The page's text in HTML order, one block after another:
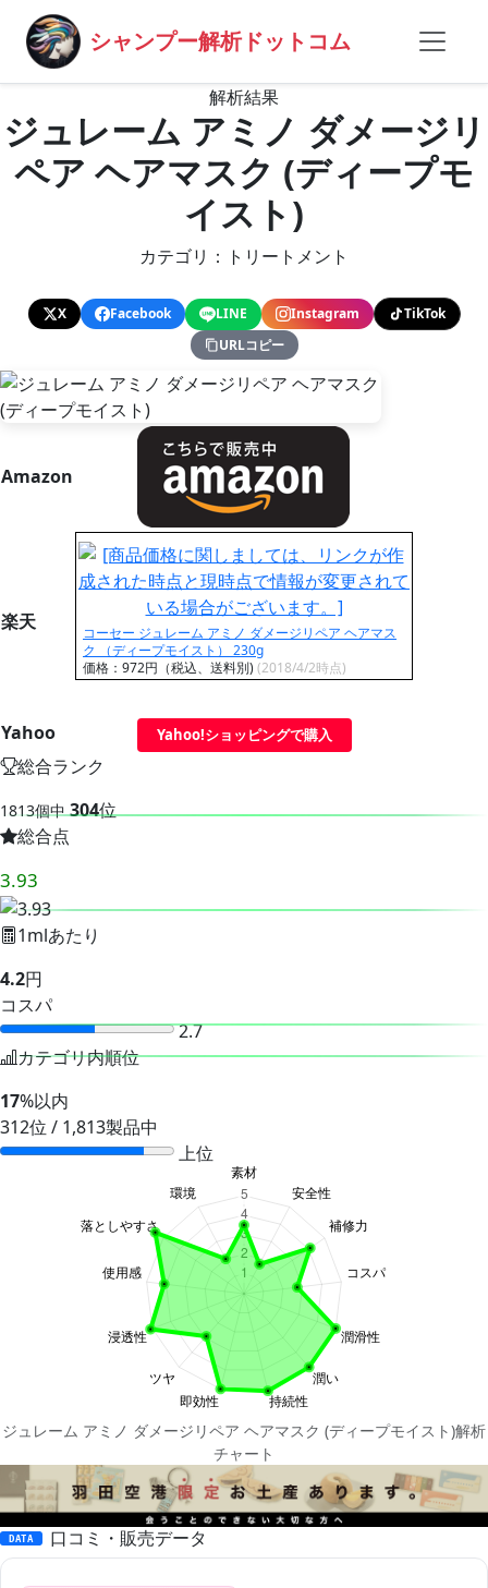
シャンプー解析ドットコム
解析結果
ジュレーム アミノ ダメージリ
ペア ヘアマスク (ディープモ
イスト)
カテゴリ：トリートメント
X Facebook LINE Instagram
TikTok
URLコピー
Amazon
楽天
コーセー ジュレーム アミノ ダメージリペア ヘアマス
ク （ディープモイスト） 230g
価格：972円（税込、送料別) (2018/4/2時点)
Yahoo Yahoo!ショッピングで購入
総合ランク
1813個中 304位
総合点
3.93
1mlあたり
4.2円
コスパ
2.7
カテゴリ内順位
17%以内
312位 / 1,813製品中
上位
ジュレーム アミノ ダメージリペア ヘアマスク (ディープモイスト)解析
チャート
DATA 口コミ・販売データ